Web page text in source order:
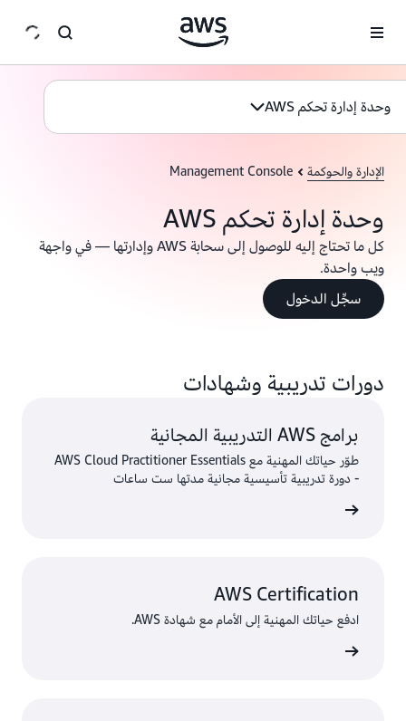
وحدة إدارة تحكم AWS
الإدارة والحوكمة Management Console
وحدة إدارة تحكم AWS
كل ما تحتاج إليه للوصول إلى سحابة AWS وإدارتها — في واجهة
ويب واحدة.
سجِّل الدخول
دورات تدريبية وشهادات
برامج AWS التدريبية المجانية
طوّر حياتك المهنية مع AWS Cloud Practitioner Essentials
- دورة تدريبية تأسيسية مجانية مدتها ست ساعات
AWS Certification
ادفع حياتك المهنية إلى الأمام مع شهادة AWS.